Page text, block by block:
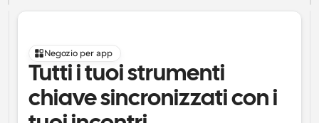
Negozio per app
Tutti i tuoi strumenti
chiave sincronizzati con i